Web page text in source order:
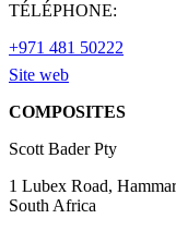
TÉLÉPHONE:
+971 481 50222
Site web
COMPOSITES
Scott Bader Pty
1 Lubex Road,
South Africa